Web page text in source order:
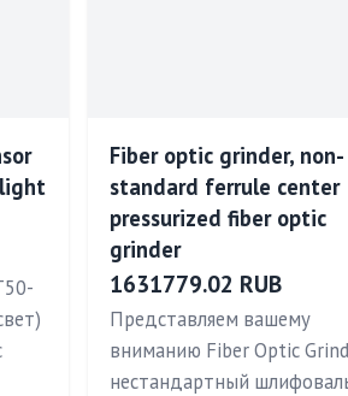
Fiber optic grinder, non-
standard ferrule center
pressurized fiber optic
grinder
1631779.02 RUB
Представляем вашему
вниманию Fiber Optic
нестандартный